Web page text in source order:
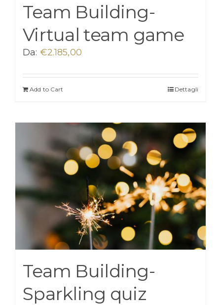
Team Building-
Virtual team game
Da: €2.185,00
Add to Cart Dettagli
Team Building-
Sparkling quiz